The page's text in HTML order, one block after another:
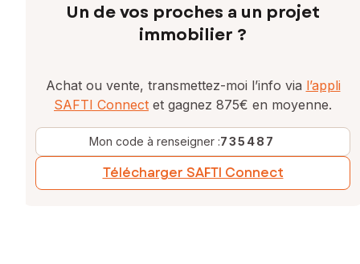
Un de vos proches a un projet
immobilier ?
Achat ou vente, transmettez-moi l’info via l’appli
SAFTI Connect et gagnez 875€ en moyenne.
Mon code à renseigner :735487
Télécharger SAFTI Connect